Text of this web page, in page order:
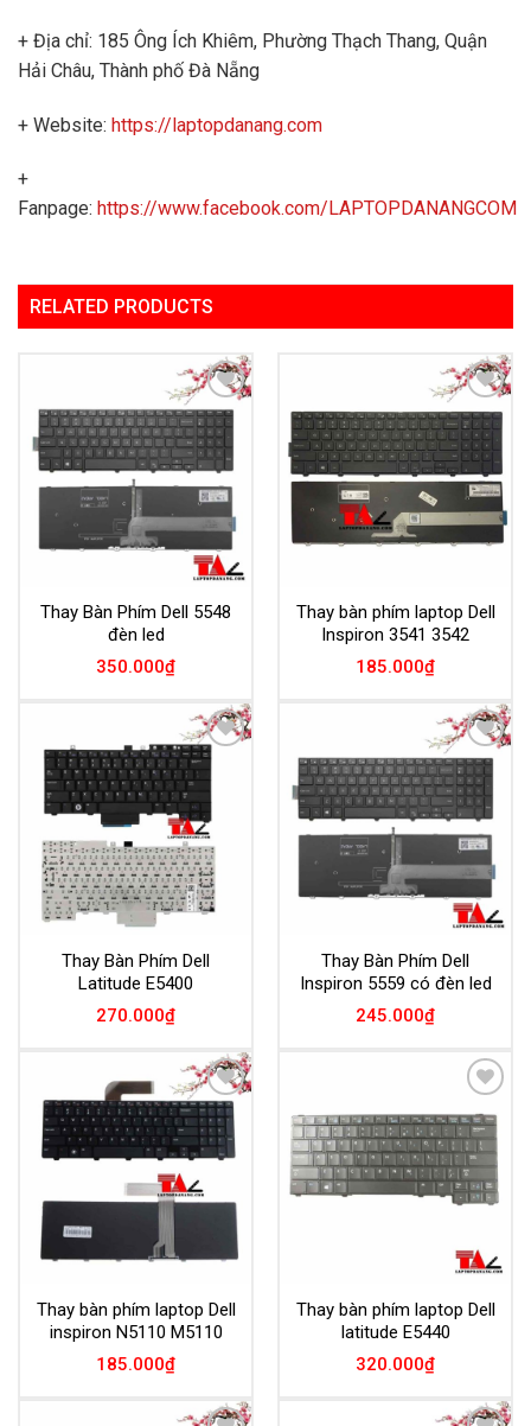
+ Địa chỉ: 185 Ông Ích Khiêm, Phường Thạch Thang, Quận
Hải Châu, Thành phố Đà Nẵng
+ Website: https://laptopdanang.com
+
Fanpage: https://www.facebook.com/LAPTOPDANANGCOM
RELATED PRODUCTS
Add to
Wishlist
Thay Bàn Phím Dell 5548
đèn led
350.000₫
Add to
Wishlist
Thay bàn phím laptop Dell
Inspiron 3541 3542
185.000₫
Add to
Wishlist
Thay Bàn Phím Dell
Latitude E5400
270.000₫
Add to
Wishlist
Thay Bàn Phím Dell
Inspiron 5559 có đèn led
245.000₫
Add to
Wishlist
Thay bàn phím laptop Dell
inspiron N5110 M5110
185.000₫
Add to
Wishlist
Thay bàn phím laptop Dell
latitude E5440
320.000₫